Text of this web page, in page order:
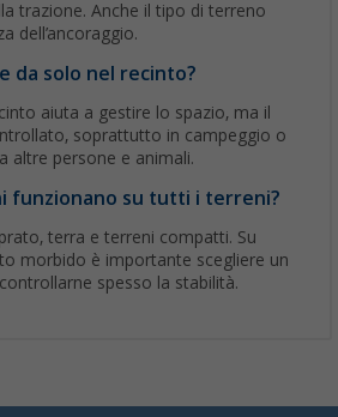
trazione. Anche il tipo di terreno
dell’ancoraggio.
da solo nel recinto?
aiuta a gestire lo spazio, ma il
soprattutto in campeggio o
altre persone e animali.
funzionano su tutti i terreni?
terra e terreni compatti. Su
morbido è importante scegliere un
spesso la stabilità.